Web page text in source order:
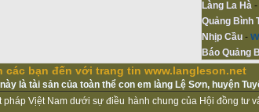
Làng La Hà -
Quảng Bình
Nhịp Cầu -
Báo Quảng
các bạn đến với trang tin www.langleson.net
là tài sản của toàn thể con em làng Lệ Sơn, huyện
Vịệt Nam dưới sự điều hành chung của Hội đồng tư